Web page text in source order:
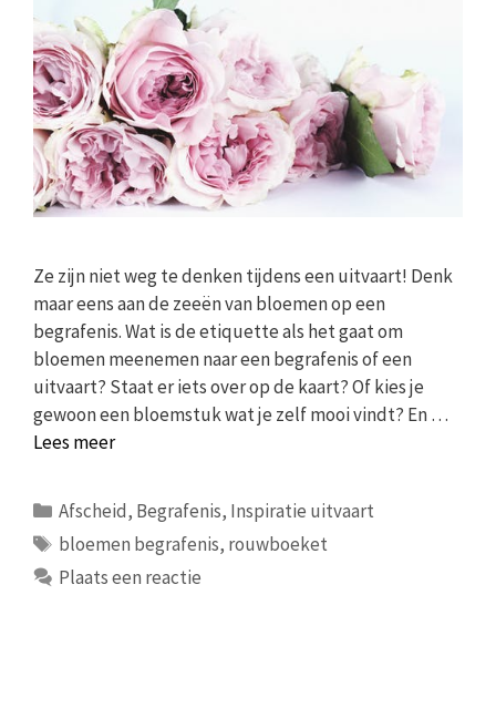
Ze zijn niet weg te denken tijdens een uitvaart! Denk
maar eens aan de zeeën van bloemen op een
begrafenis. Wat is de etiquette als het gaat om
bloemen meenemen naar een begrafenis of een
uitvaart? Staat er iets over op de kaart? Of kies je
gewoon een bloemstuk wat je zelf mooi vindt? En …
Lees meer
Categorieën
Afscheid, Begrafenis, Inspiratie uitvaart
Tags
bloemen begrafenis, rouwboeket
Plaats een reactie